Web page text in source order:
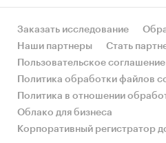
Заказать исследование
Наши партнеры
Стать
Пользовательское соглашение
Политика обработки файлов
Политика в отношении
Облако для бизнеса
Корпоративный регистратор